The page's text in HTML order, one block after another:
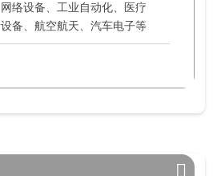
网络设备、工业自动化、医疗
设备、航空航天、汽车电子等